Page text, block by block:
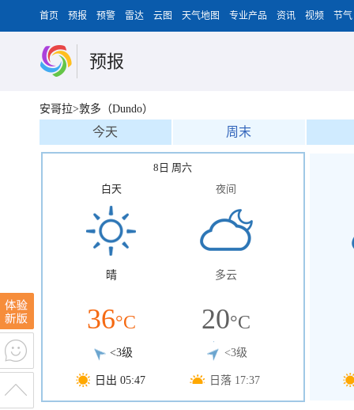
首页 预报 预警 雷达 云图 天气地图 专业产品 资讯 视频 节气
预报
安哥拉>敦多（Dundo）
今天 周末
8日 周六
白天
晴
36°C
<3级
日出 05:47
夜间
多云
20°C
<3级
日落 17:37